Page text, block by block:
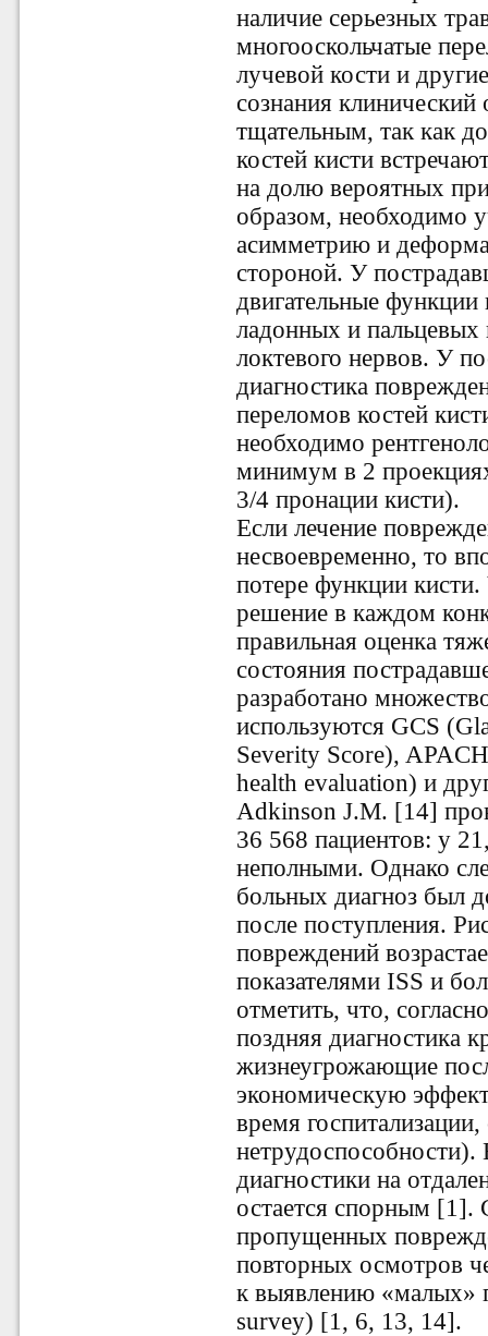
наличие серьезных
многооскольчатые
лучевой кости и
сознания
тщательным, так как
костей кисти
на долю вероятных
образом, необходимо
асимметрию и
стороной. У
двигательные функции
ладонных и пальцевых
локтевого нервов. У
диагностика
переломов костей
необходимо
минимум в 2
3/4 пронации кисти).
Если лечение
несвоевременно, то
потере функции
решение в каждом
правильная оценка
состояния
разработано
используются GCS
Severity Score),
health evaluation) и
Adkinson J.M. [14]
36 568 пациентов: у
неполными. Однако
больных диагноз был
после поступления.
повреждений
показателями ISS и
отметить, что,
поздняя диагностика
жизнеугрожающие
экономическую
время
диагностики на
остается спорным [1].
пропущенных
повторных осмотров
к выявлению «малых»
survey) [1, 6, 13, 14].